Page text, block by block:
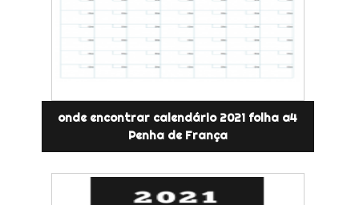
onde encontrar calendário 2021 folha a4
Penha de França